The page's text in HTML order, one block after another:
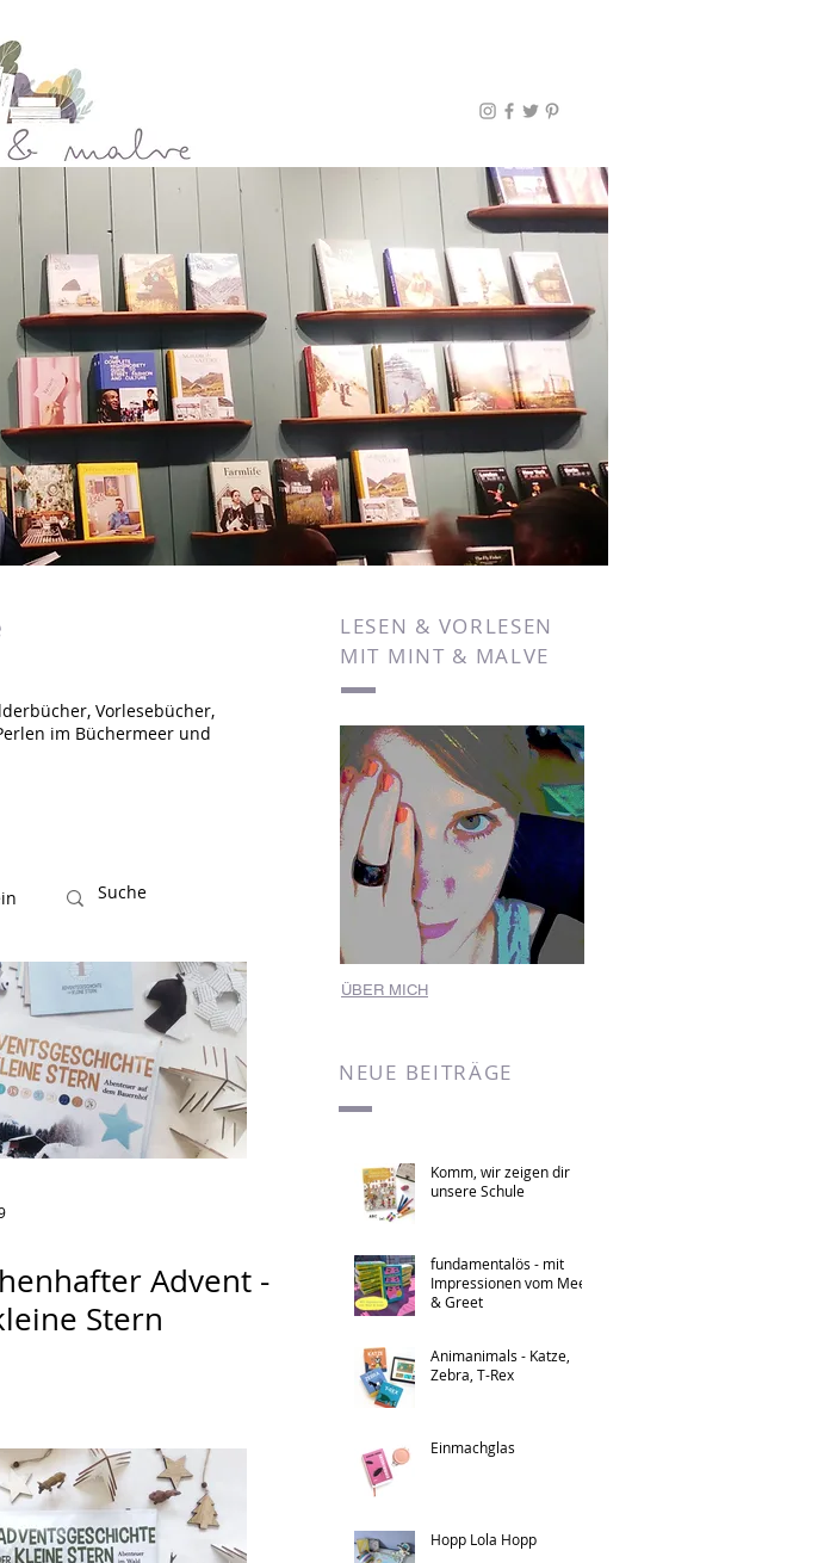
LESEN & VORLESEN
MIT MINT & MALVE
Vorlesebücher,
im Büchermeer und
Advent -
Stern
ÜBER MICH
NEUE BEITRÄGE
Komm, wir zeigen dir
unsere Schule
fundamentalös - mit
Impressionen vom Meet
& Greet
Animanimals - Katze,
Zebra, T-Rex
Einmachglas
Hopp Lola Hopp